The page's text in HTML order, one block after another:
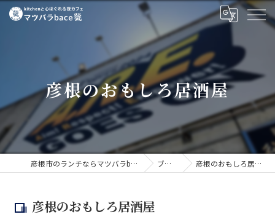
彦根のおもしろ居酒屋
彦根市のランチならマツバラbase號 ブログ 彦根のおもしろ居酒屋
彦根のおもしろ居酒屋